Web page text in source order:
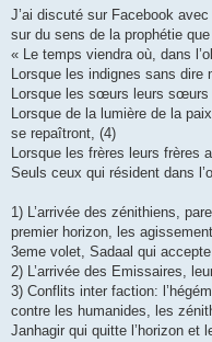
J’ai discuté sur Facebook
sur du sens de la prophétie
« Le temps viendra où, dans
Lorsque les indignes sans dire
Lorsque les sœurs leurs sœurs
Lorsque de la lumière de la
se repaîtront, (4)
Lorsque les frères leurs frères
Seuls ceux qui résident dans
1) L’arrivée des zénithiens,
premier horizon, les
3eme volet, Sadaal qui
2) L’arrivée des Emissaires,
3) Conflits inter faction:
contre les humanides, les
Janhagir qui quitte l’horizon